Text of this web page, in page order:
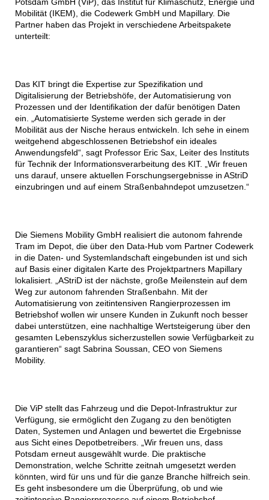
Potsdam GmbH (ViP), das Institut für Klimaschutz, Energie und
Mobilität (IKEM), die Codewerk GmbH und Mapillary. Die
Partner haben das Projekt in verschiedene Arbeitspakete
unterteilt:
Das KIT bringt die Expertise zur Spezifikation und
Digitalisierung der Betriebshöfe, der Automatisierung von
Prozessen und der Identifikation der dafür benötigen Daten
ein. „Automatisierte Systeme werden sich gerade in der
Mobilität aus der Nische heraus entwickeln. Ich sehe in einem
weitgehend abgeschlossenen Betriebshof ein ideales
Anwendungsfeld“, sagt Professor Eric Sax, Leiter des Instituts
für Technik der Informationsverarbeitung des KIT. „Wir freuen
uns darauf, unsere aktuellen Forschungsergebnisse in AStriD
einzubringen und auf einem Straßenbahndepot umzusetzen.“
Die Siemens Mobility GmbH realisiert die autonom fahrende
Tram im Depot, die über den Data-Hub vom Partner Codewerk
in die Daten- und Systemlandschaft eingebunden ist und sich
auf Basis einer digitalen Karte des Projektpartners Mapillary
lokalisiert. „AStriD ist der nächste, große Meilenstein auf dem
Weg zur autonom fahrenden Straßenbahn. Mit der
Automatisierung von zeitintensiven Rangierprozessen im
Betriebshof wollen wir unsere Kunden in Zukunft noch besser
dabei unterstützen, eine nachhaltige Wertsteigerung über den
gesamten Lebenszyklus sicherzustellen sowie Verfügbarkeit zu
garantieren“ sagt Sabrina Soussan, CEO von Siemens
Mobility.
Die ViP stellt das Fahrzeug und die Depot-Infrastruktur zur
Verfügung, sie ermöglicht den Zugang zu den benötigten
Daten, Systemen und Anlagen und bewertet die Ergebnisse
aus Sicht eines Depotbetreibers. „Wir freuen uns, dass
Potsdam erneut ausgewählt wurde. Die praktische
Demonstration, welche Schritte zeitnah umgesetzt werden
könnten, wird für uns und für die ganze Branche hilfreich sein.
Es geht insbesondere um die Überprüfung, ob und wie